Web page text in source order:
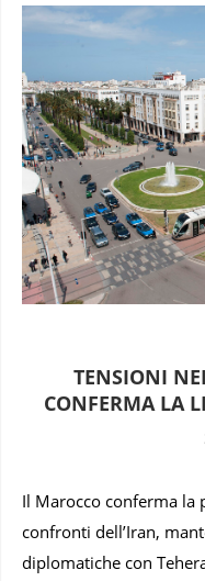
TENSIONI
CONFERMA LA
Il Marocco conferma la
confronti dell’Iran,
diplomatiche con